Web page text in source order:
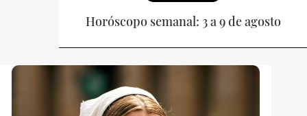
Horóscopo semanal: 3 a 9 de agosto